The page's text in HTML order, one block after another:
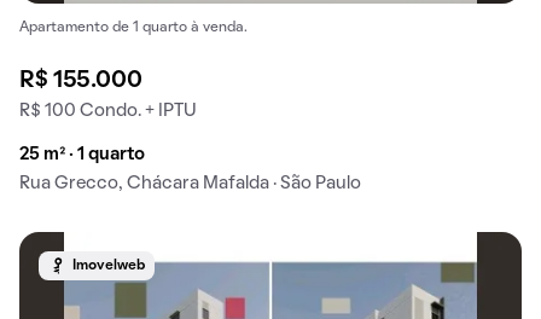
Apartamento de 1 quarto à venda.
R$ 155.000
R$ 100 Condo. + IPTU
25 m² · 1 quarto
Rua Grecco, Chácara Mafalda · São Paulo
Imovelweb